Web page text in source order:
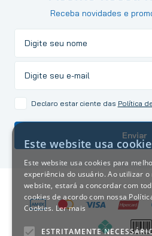
Receba novidades e
Declaro estar ciente das Política
Enviar
Este website usa
Este website usa cookies para
experiência do usuário. Ao utilizar o
website, estará a concordar com
cookies de acordo com nossa
Cookies. Ler mais
ESTRITAMENTE